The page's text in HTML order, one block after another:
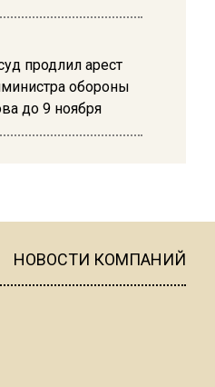
продлил арест
обороны
до 9 ноября
НОВОСТИ КОМПАНИЙ